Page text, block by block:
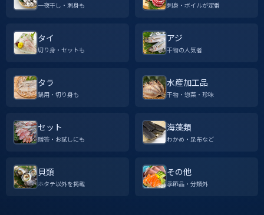
一夜干し・刺身も 刺身・ボイルが定番
タイ
切り身・セットも
アジ
干物の人気者
タラ
鍋用・切り身も
水産加工品
干物・惣菜・珍味
セット
贈答・お試しにも
海藻類
わかめ・昆布など
貝類
ホタテ以外を掲載
その他
季節品・分類外